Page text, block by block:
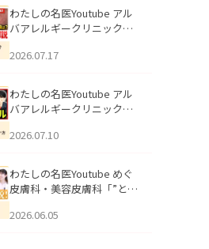
公開いたしました。
わたしの名医Youtube アル
バアレルギークリニック札
跡にVビームは効く？向いて
説」を公開いたしました。
2026.07.17
わたしの名医Youtube アル
バアレルギークリニック札
医師が明かす副作用・リバ
公開いたしました。
2026.07.10
わたしの名医Youtube めぐ
皮膚科・美容皮膚科「”とお
ッズの肌悩みに本気で答え
2026.06.05